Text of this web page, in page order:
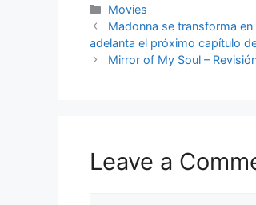
Categories
Movies
Madonna se transforma en
adelanta el próximo capítulo
Mirror of My Soul –
Leave a